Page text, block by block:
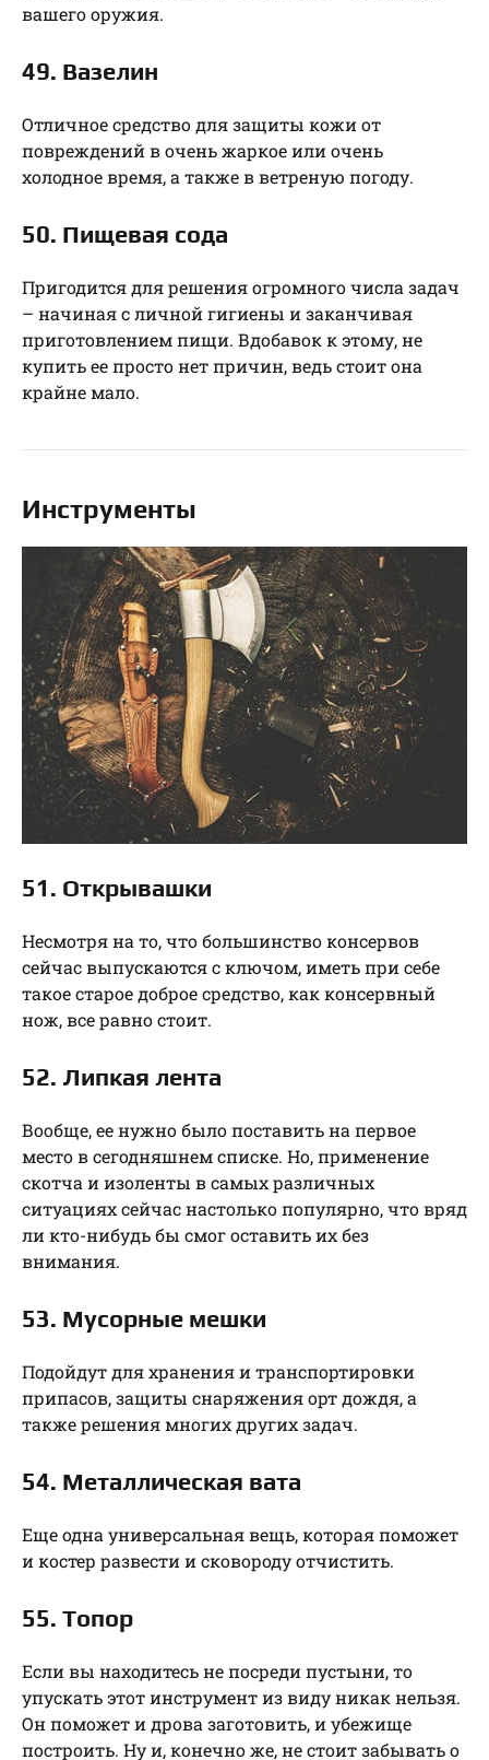
вашего оружия.
49. Вазелин
Отличное средство для защиты кожи от
повреждений в очень жаркое или очень
холодное время, а также в ветреную погоду.
50. Пищевая сода
Пригодится для решения огромного числа задач
– начиная с личной гигиены и заканчивая
приготовлением пищи. Вдобавок к этому, не
купить ее просто нет причин, ведь стоит она
крайне мало.
Инструменты
51. Открывашки
Несмотря на то, что большинство консервов
сейчас выпускаются с ключом, иметь при себе
такое старое доброе средство, как консервный
нож, все равно стоит.
52. Липкая лента
Вообще, ее нужно было поставить на первое
место в сегодняшнем списке. Но, применение
скотча и изоленты в самых различных
ситуациях сейчас настолько популярно, что вряд
ли кто-нибудь бы смог оставить их без
внимания.
53. Мусорные мешки
Подойдут для хранения и транспортировки
припасов, защиты снаряжения орт дождя, а
также решения многих других задач.
54. Металлическая вата
Еще одна универсальная вещь, которая поможет
и костер развести и сковороду отчистить.
55. Топор
Если вы находитесь не посреди пустыни, то
упускать этот инструмент из виду никак нельзя.
Он поможет и дрова заготовить, и убежище
построить. Ну и, конечно же, не стоит забывать о